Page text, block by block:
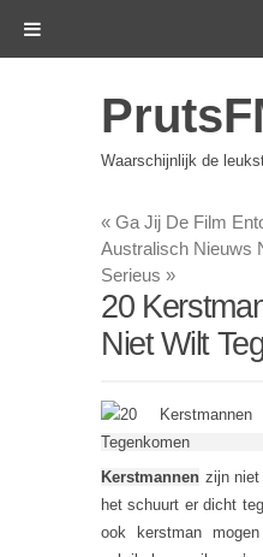
Waarschijnlijk de
« Ga Jij De Film
Australisch Nieuws
Serieus »
20
Niet Wilt
Kerstmannen zijn
het schuurt er dicht
ook kerstman